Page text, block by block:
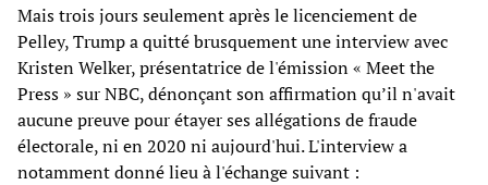
Mais trois jours seulement après le licenciement de
Pelley, Trump a quitté brusquement une interview avec
Kristen Welker, présentatrice de l'émission « Meet the
Press » sur NBC, dénonçant son affirmation qu’il n'avait
aucune preuve pour étayer ses allégations de fraude
électorale, ni en 2020 ni aujourd'hui. L'interview a
notamment donné lieu à l'échange suivant :